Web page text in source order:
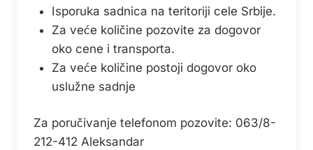
Isporuka sadnica na teritoriji cele Srbije.
Za veće količine pozovite za dogovor
oko cene i transporta.
Za veće količine postoji dogovor oko
uslužne sadnje
Za poručivanje telefonom pozovite: 063/8-
212-412 Aleksandar